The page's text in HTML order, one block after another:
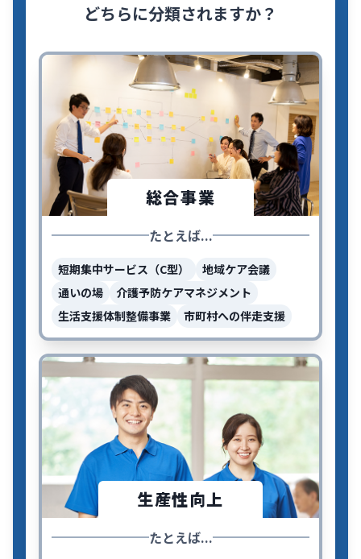
どちらに分類されますか？
総合事業
たとえば...
短期集中サービス（C型）
地域ケア会議
通いの場
介護予防ケアマネジメント
生活支援体制整備事業
市町村への伴走支援
生産性向上
たとえば...